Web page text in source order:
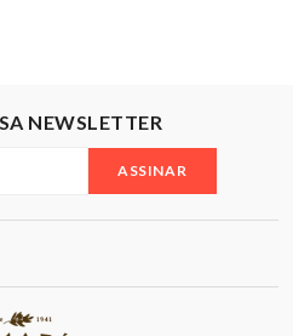
NEWSLETTER
ASSINAR